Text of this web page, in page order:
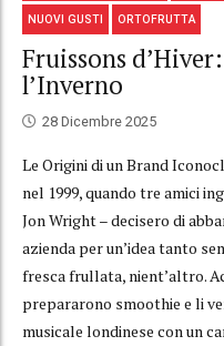
NUOVI GUSTI ORTOFRUTTA
Fruissons
l’Inverno
28 Dicembre 2025
Le Origini di un Brand
nel 1999, quando tre amici
Jon Wright – decisero di
azienda per un’idea tanto
fresca frullata, nient’altro.
prepararono smoothie e li
musicale londinese con un